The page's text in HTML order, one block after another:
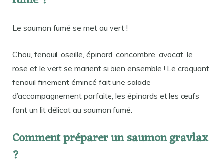
Le saumon fumé se met au vert !
Chou, fenouil, oseille, épinard, concombre, avocat, le
rose et le vert se marient si bien ensemble ! Le croquant
fenouil finement émincé fait une salade
d’accompagnement parfaite, les épinards et les œufs
font un lit délicat au saumon fumé.
Comment préparer un saumon gravlax
?